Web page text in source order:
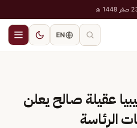
EN
عقيلة صالح يعلن
الرئاسة